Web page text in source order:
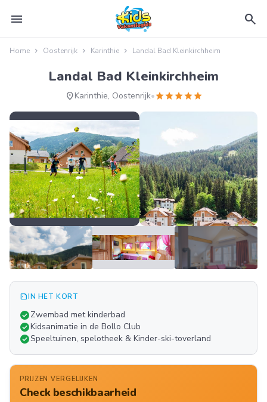
menu search
Home Oostenrijk Karinthie Landal Bad Kleinkirchheim
Landal Bad Kleinkirchheim
location_onKarinthie, Oostenrijk•starstarstarstarstar
summarizeIN HET KORT
check_circleZwembad met kinderbad
check_circleKidsanimatie in de Bollo Club
check_circleSpeeltuinen, spelotheek & Kinder-ski-toverland
PRIJZEN VERGELIJKEN
Check beschikbaarheid